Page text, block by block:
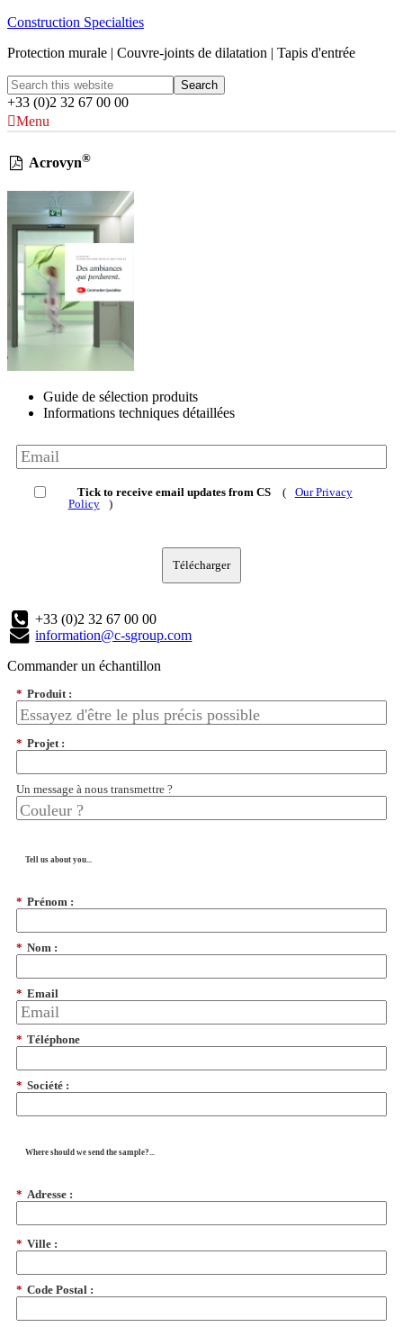
Construction Specialties
Protection murale | Couvre-joints de dilatation | Tapis d'entrée
+33 (0)2 32 67 00 00
Menu
Acrovyn®
Guide de sélection produits
Informations techniques détaillées
Tick to receive email updates from CS (
Our Privacy
Policy
)
Télécharger
+33 (0)2 32 67 00 00
information@c-sgroup.com
Commander un échantillon
* Produit :
* Projet :
Un message à nous transmettre ?
Tell us about you...
* Prénom :
* Nom :
* Email
* Téléphone
* Société :
Where should we send the sample?...
* Adresse :
* Ville :
* Code Postal :